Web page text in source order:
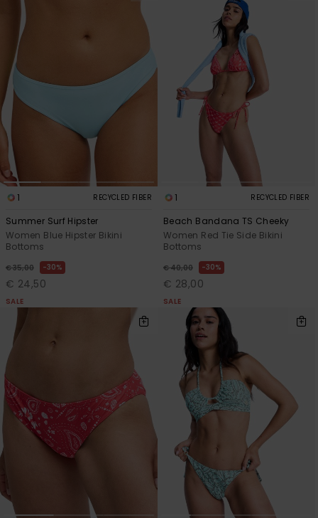
1 RECYCLED FIBER
Summer Surf Hipster
Women Blue Hipster Bikini
Bottoms
€ 35,00 30%
€ 24,50
SALE
1 RECYCLED FIBER
Beach Bandana TS Cheeky
Women Red Tie Side Bikini
Bottoms
€ 40,00 30%
€ 28,00
SALE